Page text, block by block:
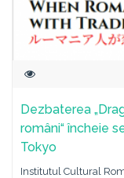
Dezbaterea
români“ încheie
Tokyo
Institutul Cultural